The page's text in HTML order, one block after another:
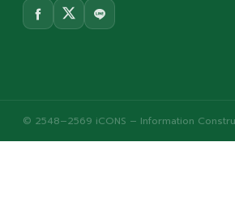
© 2548–2569 iCONS – Information